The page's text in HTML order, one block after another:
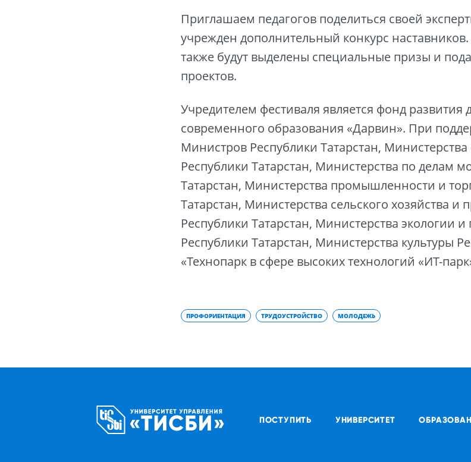
Приглашаем педагогов поделиться своей
учрежден дополнительный конкурс
также будут выделены специальные призы и
проектов.
Учредителем фестиваля является фонд развития
современного образования «Дарвин». При
Министров Республики Татарстан,
Республики Татарстан, Министерства по делам
Татарстан, Министерства промышленности и
Татарстан, Министерства сельского хозяйства и
Республики Татарстан, Министерства экологии
Республики Татарстан, Министерства культуры
«Технопарк в сфере высоких технологий «ИТ-
ПРОФОРИЕНТАЦИЯ ТРУДОУСТРОЙСТВО МОЛОДЕЖЬ
ПОСТУПИТЬ УНИВЕРСИТЕТ